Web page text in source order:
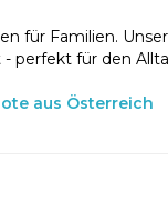
für Familien.
perfekt für den
aus Österreich